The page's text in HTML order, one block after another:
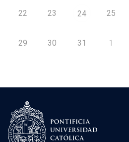
22 23 24 25
29 30 31 1